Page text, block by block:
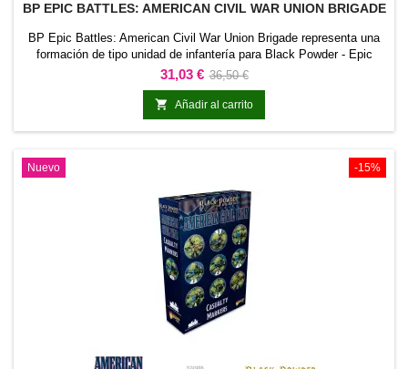
BP EPIC BATTLES: AMERICAN CIVIL WAR UNION BRIGADE
BP Epic Battles: American Civil War Union Brigade representa una
formación de tipo unidad de infantería para Black Powder - Epic
Battles American Civil War. La referencia permite incorporar esta
formación concreta al ejército y distinguirla claramente dentro de la
colección.Es adecuada para completar unidades de línea, reforzar
una fuerza existente y...
Precio
31,03 € Precio
base
36,50 €
 Añadir al carrito
-15%
Nuevo